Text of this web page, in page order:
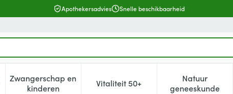
Apothekersadvies Snelle beschikbaarheid
verzorging en hygiëne categorie
voor Dieet, voeding en vitamines categorie
Zwangerschap en
kinderenToon submenu voor Zwangerschap en kinderen
Vitaliteit 50+Toon submenu voor Vitaliteit
Natuur
geneeskunde
Toon